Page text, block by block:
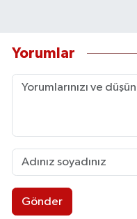
Yorumlar
Gönder